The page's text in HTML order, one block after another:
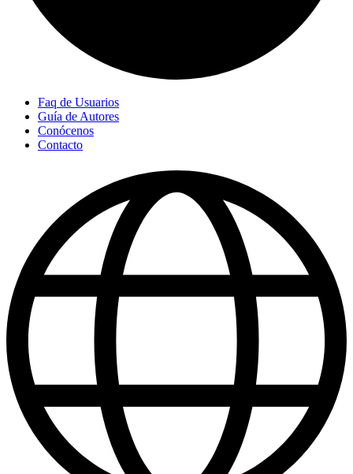
Faq de Usuarios
Guía de Autores
Conócenos
Contacto